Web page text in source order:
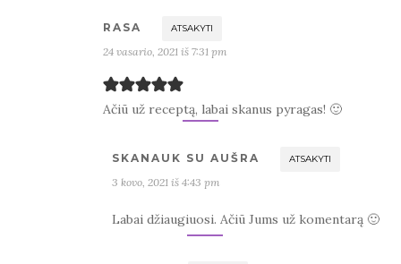
RASA ATSAKYTI
24 vasario, 2021 iš 7:31 pm
Ačiū už receptą, labai skanus pyragas! 🙂
SKANAUK SU AUŠRA ATSAKYTI
3 kovo, 2021 iš 4:43 pm
Labai džiaugiuosi. Ačiū Jums už komentarą 🙂